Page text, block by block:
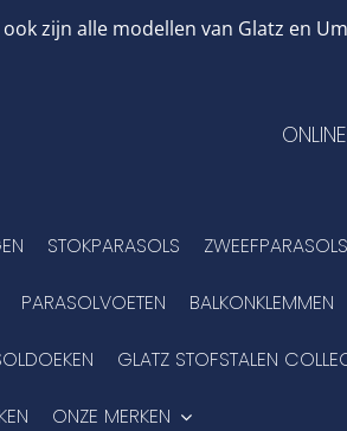
zijn alle modellen van Glatz en
STOKPARASOLS ZWEEFPARASOLS
PARASOLVOETEN BALKONKLEMMEN
GLATZ STOFSTALEN
ONZE MERKEN